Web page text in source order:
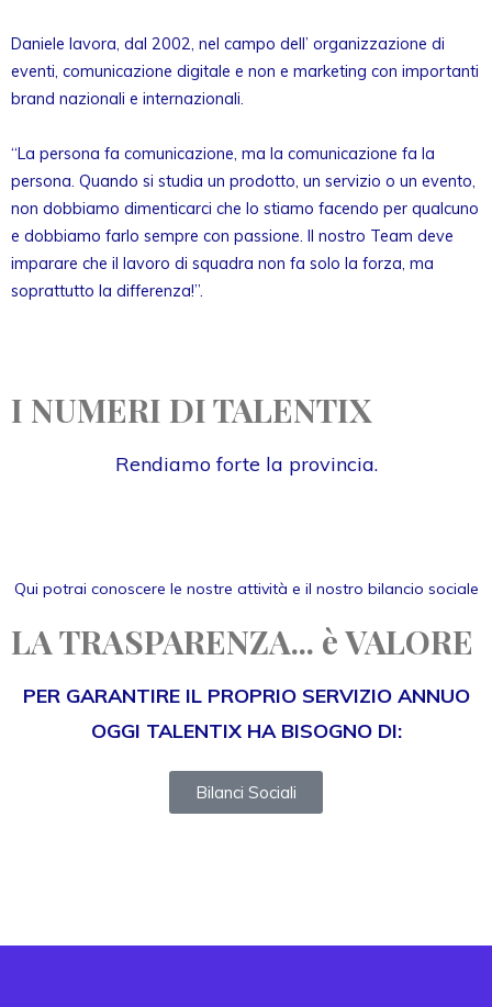
Daniele lavora, dal 2002, nel campo dell’ organizzazione di
eventi, comunicazione digitale e non e marketing con importanti
brand nazionali e internazionali.
“La persona fa comunicazione, ma la comunicazione fa la
persona. Quando si studia un prodotto, un servizio o un evento,
non dobbiamo dimenticarci che lo stiamo facendo per qualcuno
e dobbiamo farlo sempre con passione. Il nostro Team deve
imparare che il lavoro di squadra non fa solo la forza, ma
soprattutto la differenza!”.
I NUMERI DI TALENTIX
Rendiamo forte la provincia.
Qui potrai conoscere le nostre attività e il nostro bilancio sociale
LA TRASPARENZA... è VALORE
PER GARANTIRE IL PROPRIO SERVIZIO ANNUO
OGGI TALENTIX HA BISOGNO DI:
Bilanci Sociali